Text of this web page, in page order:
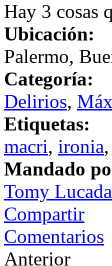
Hay 3 cosas
Ubicación:
Palermo,
Categoría:
Delirios,
Etiquetas:
macri, ironia,
Mandado
Tomy
Compartir
Comentarios
Anterior